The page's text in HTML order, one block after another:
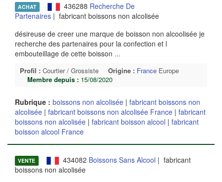
ACHAT 436288 Recherche De
Partenaires | fabricant boissons non alcolisée
désireuse de creer une marque de boisson non alcoolisée je
recherche des partenaires pour la confection et l
embouteillage de cette boisson ...
Profil : Courtier / Grossiste Origine : France Europe
Membre depuis : 15/08/2020
Rubrique : boissons non alcolisée | fabricant boissons non
alcolisée | fabricant boissons non alcolisée France | fabricant
boissons non alcolisée | fabricant boisson alcool | fabricant
boisson alcool France
VENTE 434082 Boissons Sans Alcool | fabricant
boissons non alcolisée